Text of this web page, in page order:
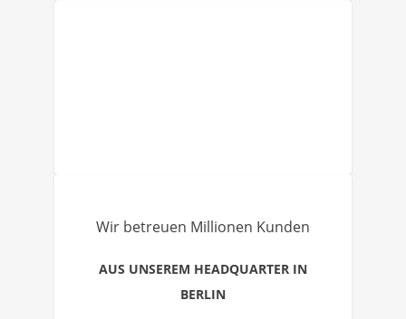
Wir betreuen Millionen Kunden
AUS UNSEREM HEADQUARTER IN
BERLIN